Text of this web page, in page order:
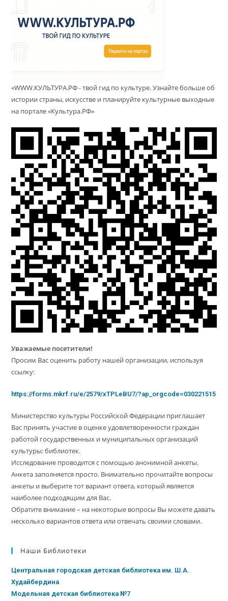
«WWW.КУЛЬТУРА.РФ - твой гид по культуре. Узнайте больше об
истории страны, искусстве и планируйте культурные выходные
на портале «Культура.РФ»
Уважаемые посетители!
Просим Вас оценить работу нашей организации, используя
ссылку:
https://forms.mkrf.ru/e/2579/xTPLeBU7/?ap_orgcode=030221515
Министерство культуры Российской Федерации приглашает
Вас принять участие в оценке удовлетворенности граждан
работой государственных и муниципальных организаций
культуры: библиотек.
Исследование проводится с помощью анонимной анкеты.
Анкета заполняется просто. Внимательно прочитайте вопросы
анкеты и выберите тот вариант ответа, который является
наиболее подходящим для Вас.
Обратите внимание – на некоторые вопросы Вы можете давать
несколько вариантов ответа или отвечать своими словами.
Наши Библиотеки
Центральная городская детская библиотека им. Ш.А.
Худайбердина
Модельная детская библиотека №7